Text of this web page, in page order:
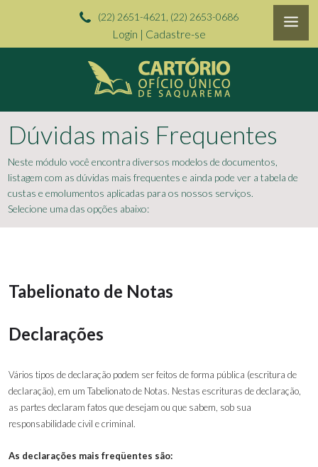
(22) 2651-4621, (22) 2653-0686
Login | Cadastre-se
Dúvidas mais Frequentes
Neste módulo você encontra diversos modelos de documentos,
listagem com as dúvidas mais frequentes e ainda pode ver a tabela de
custas e emolumentos aplicadas para os nossos serviços.
Selecione uma das opções abaixo:
Tabelionato de Notas
Declarações
Vários tipos de declaração podem ser feitos de forma pública (escritura de
declaração), em um Tabelionato de Notas. Nestas escrituras de declaração,
as partes declaram fatos que desejam ou que sabem, sob sua
responsabilidade civil e criminal.
As declarações mais freqüentes são: